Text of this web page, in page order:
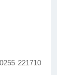
221710